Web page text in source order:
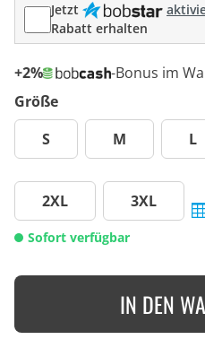
Jetzt
Rabatt erhalten
+2%
-Bonus im
Größe
S
M L
2XL 3XL
Sofort verfügbar
IN DEN